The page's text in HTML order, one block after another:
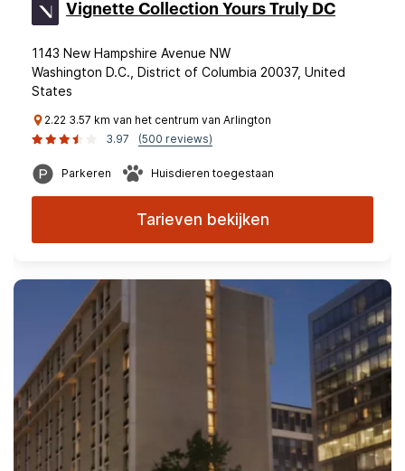
Vignette Collection Yours Truly DC
1143 New Hampshire Avenue NW
Washington D.C., District of Columbia 20037, United
States
2.22 3.57 km van het centrum van Arlington
3.97
(500 reviews)
Parkeren Huisdieren toegestaan
Tarieven bekijken